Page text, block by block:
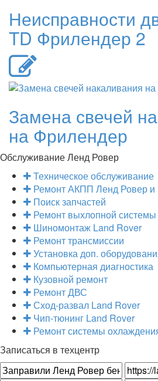
Неисправности
TD Фрилендер 2
Замена свечей
на Фрилендер
Обслуживание Ленд Ровер
Техническое обслуживание
Ремонт АКПП Ленд Ровер
Поиск запчастей
Ремонт выхлопной системы
Шиномонтаж Land Rover
Ремонт трансмиссии
Установка доп.
Компьютерная диагностика
Кузовной ремонт
Ремонт ДВС
Сход-развал Land Rover
Чип-тюнинг Land Rover
Ремонт системы
Записаться в техцентр